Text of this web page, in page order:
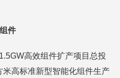
件
高效组件扩产项目总投
高标准新型智能化组件生产